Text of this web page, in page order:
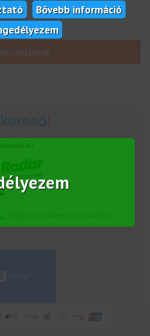
Bővebb információ